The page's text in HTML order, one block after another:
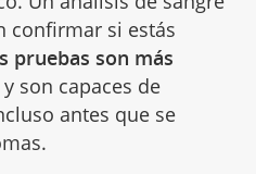
confirmar si estás
pruebas son más
y son capaces de
antes que se